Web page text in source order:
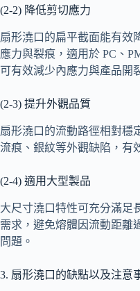
(2-2) 降低剪切應力
扇形澆口的扁平截面能有效
應力與裂痕，適用於 PC、
可有效減少內應力與產品開
(2-3) 提升外觀品質
扇形澆口的流動路徑相對穩
流痕、銀紋等外觀缺陷，有
(2-4) 適用大型製品
大尺寸澆口特性可充分滿足
需求，避免熔體因流動距離
問題。
3. 扇形澆口的缺點以及注意